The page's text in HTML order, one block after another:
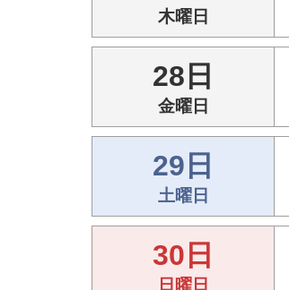
木曜日
28日
金曜日
29日
土曜日
30日
日曜日